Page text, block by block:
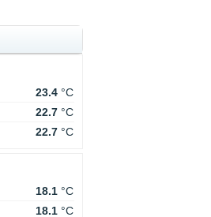
23.4 °C
22.7 °C
22.7 °C
18.1 °C
18.1 °C